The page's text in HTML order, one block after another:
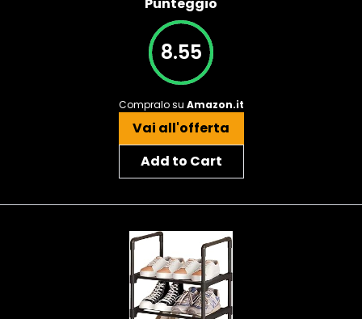
Punteggio
8.55
Compralo su Amazon.it
Vai all'offerta
Add to Cart